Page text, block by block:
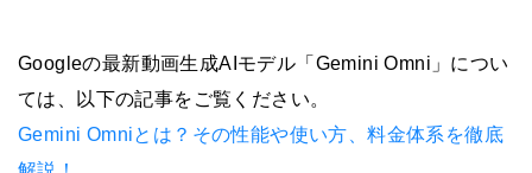
Googleの最新動画生成AIモデル「Gemini Omni」につい
ては、以下の記事をご覧ください。
Gemini Omniとは？その性能や使い方、料金体系を徹底